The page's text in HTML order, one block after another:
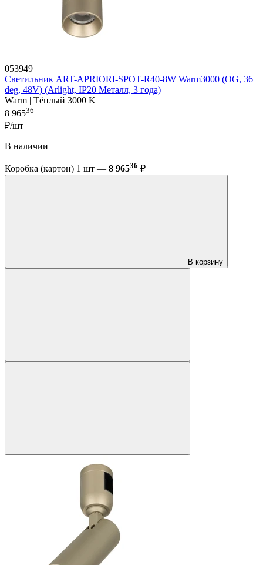
053949
Светильник ART-APRIORI-SPOT-R40-8W Warm3000 (OG, 36
deg, 48V) (Arlight, IP20 Металл, 3 года)
Warm | Тёплый 3000 K
8 96536
₽/шт
В наличии
Коробка (картон) 1 шт — 8 96536 ₽
В корзину